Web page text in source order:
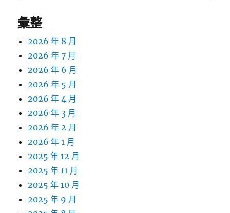
彙整
2026 年 8 月
2026 年 7 月
2026 年 6 月
2026 年 5 月
2026 年 4 月
2026 年 3 月
2026 年 2 月
2026 年 1 月
2025 年 12 月
2025 年 11 月
2025 年 10 月
2025 年 9 月